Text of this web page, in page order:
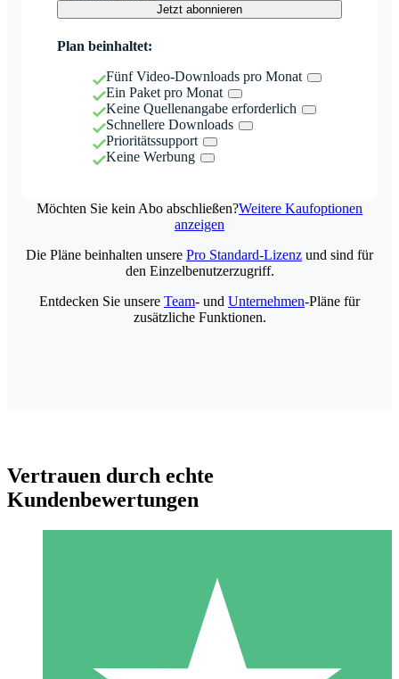
Jetzt abonnieren
Plan beinhaltet:
Fünf Video-Downloads pro Monat
Ein Paket pro Monat
Keine Quellenangabe erforderlich
Schnellere Downloads
Prioritätssupport
Keine Werbung
Möchten Sie kein Abo abschließen?Weitere Kaufoptionen
anzeigen
Individuelle Credit-Pakete
Zahlen Sie nach Bedarf mit Download-Credits. Keine
Die Pläne beinhalten unsere Pro Standard-Lizenz und sind für
den Einzelbenutzerzugriff.
Entdecken Sie unsere Team- und Unternehmen-Pläne für
zusätzliche Funktionen.
Vertrauen durch echte
Kundenbewertungen